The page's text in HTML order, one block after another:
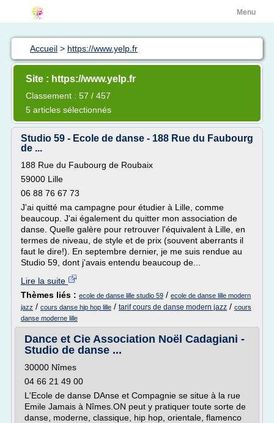
Menu
Accueil > https://www.yelp.fr
Site : https://www.yelp.fr
Classement : 57 / 457
5 articles sélectionnés
Studio 59 - Ecole de danse - 188 Rue du Faubourg
de ...
188 Rue du Faubourg de Roubaix
59000 Lille
06 88 76 67 73
J'ai quitté ma campagne pour étudier à Lille, comme
beaucoup. J'ai également du quitter mon association de
danse. Quelle galère pour retrouver l'équivalent à Lille, en
termes de niveau, de style et de prix (souvent aberrants il
faut le dire!). En septembre dernier, je me suis rendue au
Studio 59, dont j'avais entendu beaucoup de...
Lire la suite
Thèmes liés : ecole de danse lille studio 59 / ecole de danse lille modern
jazz / cours danse hip hop lille / tarif cours de danse modern jazz / cours
danse moderne lille
Dance et Cie Association Noël Cadagiani -
Studio de danse ...
30000 Nîmes
04 66 21 49 00
L'Ecole de danse DAnse et Compagnie se situe à la rue
Emile Jamais à Nîmes.ON peut y pratiquer toute sorte de
danse, moderne, classique, hip hop, orientale, flamenco